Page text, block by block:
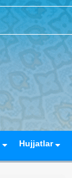
Hujjatlar